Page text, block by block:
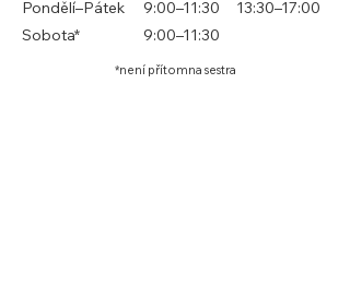
Pondělí–Pátek 9:00–11:30 13:30–17:00
Sobota*
9:00–11:30
*není přítomna sestra